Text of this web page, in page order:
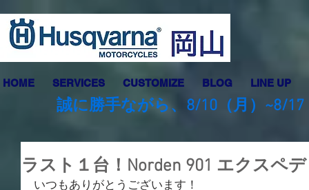
HOME SERVICES CUSTOMIZE BLOG LINE UP
誠に勝手ながら、8/10（月）~8/
ラスト１台！Norden 901 エクスペ
いつもありがとうございます！